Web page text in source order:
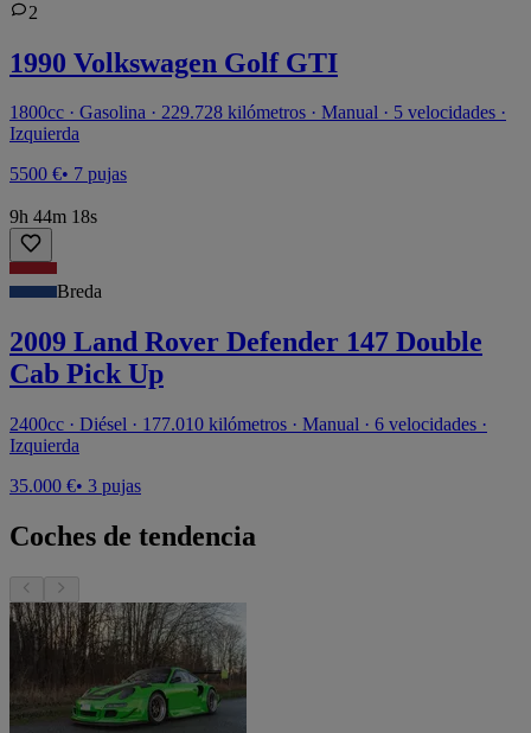
2
1990 Volkswagen Golf GTI
1800cc · Gasolina · 229.728 kilómetros · Manual · 5 velocidades ·
Izquierda
5500 €• 7 pujas
9h 44m 18s
Breda
2009 Land Rover Defender 147 Double
Cab Pick Up
2400cc · Diésel · 177.010 kilómetros · Manual · 6 velocidades ·
Izquierda
35.000 €• 3 pujas
Coches de tendencia